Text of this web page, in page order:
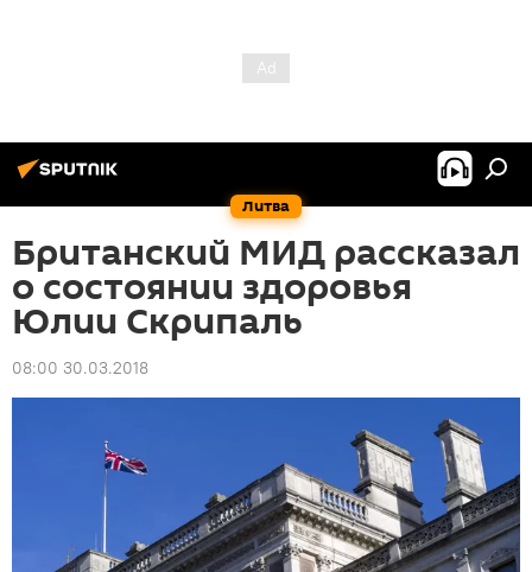
Литва
Британский МИД рассказал
о состоянии здоровья
Юлии Скрипаль
08:00 30.03.2018